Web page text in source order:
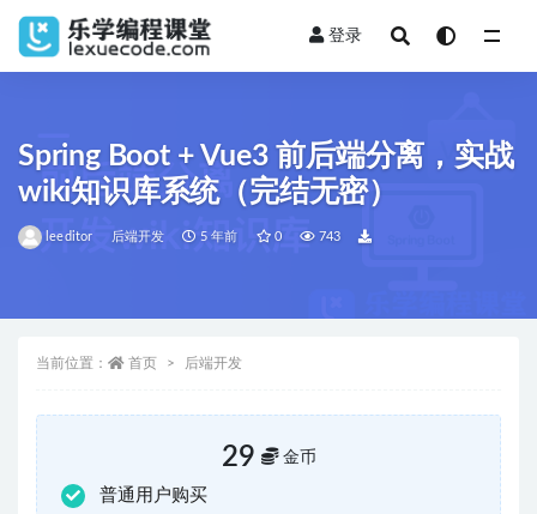
登录
Spring Boot + Vue3 前后端分离，实战
wiki知识库系统（完结无密）
leeditor 后端开发 5 年前 0 743
当前位置： 首页 后端开发
29 金币
普通用户购买